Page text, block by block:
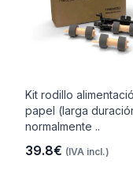
Kit rodillo
papel (larga
normalmente ..
39.8€ (IVA incl.)